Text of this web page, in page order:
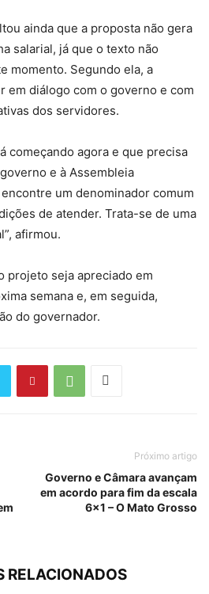
ainda que a proposta não gera
salarial, já que o texto não
momento. Segundo ela, a
em diálogo com o governo e com
dos servidores.
começando agora e que precisa
e à Assembleia
um denominador comum
de atender. Trata-se de uma
afirmou.
projeto seja apreciado em
semana e, em seguida,
do governador.
Próximo artigo
Governo e Câmara avançam
em acordo para fim da escala
6×1 – O Mato Grosso
RELACIONADOS